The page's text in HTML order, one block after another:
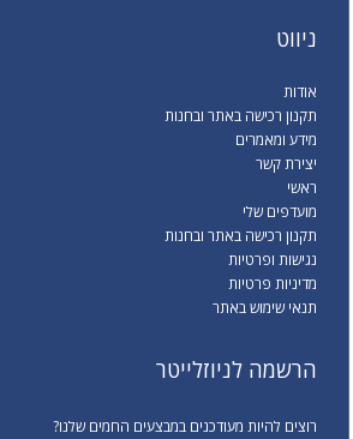
ניווט
אודות
תקנון רכישה באתר ובחנות
מידע ומאמרים
יצירת קשר
ראשי
מועדפים שלי
תקנון רכישה באתר ובחנות
נגישות ופרטיות
מדיניות פרטיות
תנאי שימוש באתר
הרשמה לניוזלייטר
רוצים להיות מעודכנים במבצעים החמים שלנו?